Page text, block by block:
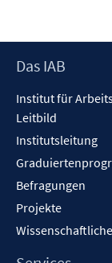
Footer
Das IAB
Institut für
Leitbild
Institutsleitung
Befragungen
Projekte